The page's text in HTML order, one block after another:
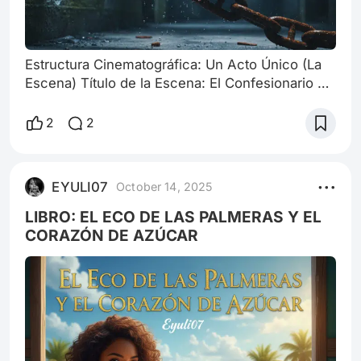
Estructura Cinematográfica: Un Acto Único (La
Escena) Título de la Escena: El Confesionario de
con una tensión apenas contenida. Fiscal de
Ingeniero. Capítulo 1: El Plano General y el
Silencio de Acero [INT. SALA DE
INTERROGATORIOS - NOCHE] La habitación es
minimal
2 2
EYULI07 October 14, 2025
LIBRO: EL ECO DE LAS PALMERAS Y EL
CORAZÓN DE AZÚCAR